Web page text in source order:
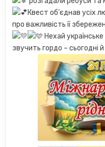
Квест об’єднав усіх
про важливість її
Нехай
звучить гордо – сьогодні